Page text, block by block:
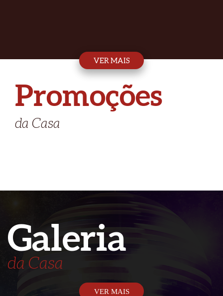
VER MAIS
Promoções
da Casa
Galeria
da Casa
VER MAIS